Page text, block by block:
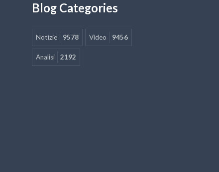
Blog Categories
Notizie 9578 Video 9456
Analisi 2192